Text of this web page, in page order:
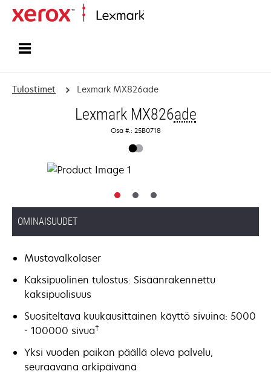
Tulostimet Lexmark MX826ade
Lexmark MX826ade
Osa #.: 25B0718
OMINAISUUDET
Mustavalkolaser
Kaksipuolinen tulostus: Sisäänrakennettu
kaksipuolisuus
Suositeltava kuukausittainen käyttö sivuina: 5000
- 100000 sivua†
Yksi vuoden paikan päällä oleva palvelu,
seuraavana arkipäivänä